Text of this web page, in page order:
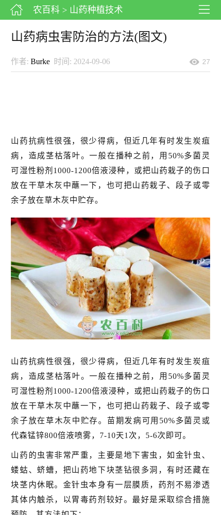
农百科 > 山药种植技术
山药病虫害防治的方法(图文)
作者:Burke 时间: 2024-09-06 27
山药抗病性很强，很少得病，但近几年有时发生炭疽
病，造成茎枯落叶。一般在播种之前，用50%多菌灵
可湿性粉剂1000-1200倍液浸种，或把山药栽子的伤口
放在干草木灰中蘸一下，也可把山药栽子、段子或零
余子放在草木灰中贮存。
山药抗病性很强，很少得病，但近几年有时发生炭疽
病，造成茎枯落叶。一般在播种之前，用50%多菌灵
可湿性粉剂1000-1200倍液浸种，或把山药栽子的伤口
放在干草木灰中蘸一下，也可把山药栽子、段子或零
余子放在草木灰中贮存。苗期发病可用50%多菌灵或
代森锰锌800倍液喷雾，7-10天1次，5-6次即可。
山药的虫害非常严重，主要是地下害虫，如金针虫、
蝼蛄、蛴螬，把山药地下块茎钻很多洞，有时还藏在
块茎内休眠。金针虫本身有一层膜质，药剂不易渗透
其体内触杀，以胃毒药剂较好。最好是采取综合措施